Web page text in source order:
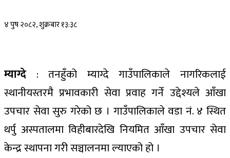
४ पुष २०८२, शुक्रबार १३:३८
म्याग्दे : तनहुँको म्याग्दे गाउँपालिकाले नागरिकलाई
स्थानीयस्तरमै प्रभावकारी सेवा प्रवाह गर्ने उद्देश्यले आँखा
उपचार सेवा सुरु गरेको छ । गाउँपालिकाले वडा नं. ४ स्थित
थर्पु अस्पतालमा विहीबारदेखि नियमित आँखा उपचार सेवा
केन्द्र स्थापना गरी सञ्चालनमा ल्याएको हो ।